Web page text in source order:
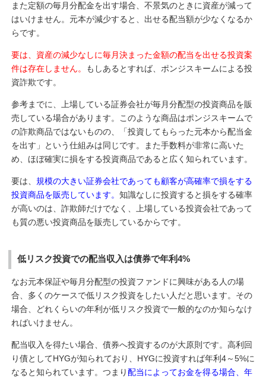
また定額の毎月分配金を出す場合、不景気のときに資産が減って
はいけません。元本が減少すると、出せる配当額が少なくなるか
らです。
要は
資産の減少なしに毎月決まった金額の配当を出せる投資案
件は存在しません。
もしあるとすれば、ポンジスキームによる投
資詐欺です。
参考までに、上場している証券会社が毎月分配型の投資商品を販
売している場合があります。このような商品はポンジスキームで
の詐欺商品ではないものの、「投資してもらった元本から配当金
を出す」という仕組みは同じです。また手数料が非常に高いた
め、ほぼ確実に損をする投資商品であると広く知られています。
要は、 規模の大きい証券会社であっても顧客が高確率で損をする
投資商品を販売しています。 知識なしに投資すると損をする確率
が高いのは、詐欺師だけでなく、上場している投資会社であって
も質の悪い投資商品を販売しているからです。
低リスク投資での配当収入は債券で年利4%
なお元本保証や毎月分配型の投資ファンドに興味がある人の場
合、多くのケースで低リスク投資をしたい人だと思います。その
場合、どれくらいの年利が低リスク投資で一般的なのか知らなけ
ればいけません。
配当収入を得たい場合、債券へ投資するのが大原則です。高利回
り債としてHYGが知られており、HYGに投資すれば年利4～5%に
なると知られています。つまり配当によってお金を得る場合、年